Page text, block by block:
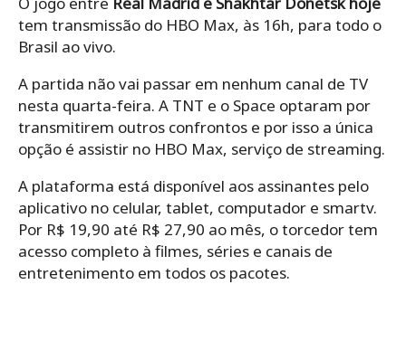
tem transmissão do HBO Max, às 16h, para todo o
Brasil ao vivo.
A partida não vai passar em nenhum canal de TV
nesta quarta-feira. A TNT e o Space optaram por
transmitirem outros confrontos e por isso a única
opção é assistir no HBO Max, serviço de streaming.
A plataforma está disponível aos assinantes pelo
aplicativo no celular, tablet, computador e smartv.
Por R$ 19,90 até R$ 27,90 ao mês, o torcedor tem
acesso completo à filmes, séries e canais de
entretenimento em todos os pacotes.